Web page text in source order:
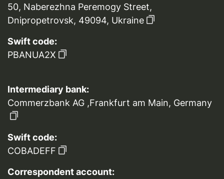
50, Naberezhna Peremogy Street,
Dnipropetrovsk, 49094, Ukraine
Swift code:
PBANUA2X
Intermediary bank:
Commerzbank AG ,Frankfurt am Main, Germany
Swift code:
COBADEFF
Correspondent account: